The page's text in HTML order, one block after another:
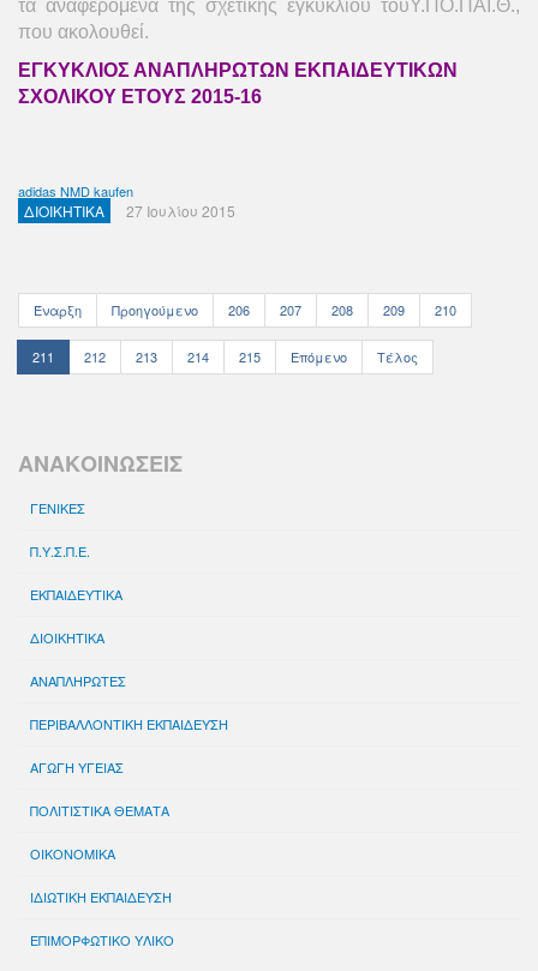
τα αναφερόμενα της σχετικής εγκυκλίου τουΥ.ΠΟ.ΠΑΙ.Θ.,
που ακολουθεί.
ΕΓΚΥΚΛΙΟΣ ΑΝΑΠΛΗΡΩΤΩΝ ΕΚΠΑΙΔΕΥΤΙΚΩΝ
ΣΧΟΛΙΚΟΥ ΕΤΟΥΣ 2015-16
adidas NMD kaufen
ΔΙΟΙΚΗΤΙΚΑ 27 Ιουλίου 2015
Έναρξη Προηγούμενο 206 207 208 209 210
211 212 213 214 215 Επόμενο Τέλος
ΑΝΑΚΟΙΝΩΣΕΙΣ
ΓΕΝΙΚΕΣ
Π.Υ.Σ.Π.Ε.
ΕΚΠΑΙΔΕΥΤΙΚΑ
ΔΙΟΙΚΗΤΙΚΑ
ΑΝΑΠΛΗΡΩΤΕΣ
ΠΕΡΙΒΑΛΛΟΝΤΙΚΗ ΕΚΠΑΙΔΕΥΣΗ
ΑΓΩΓΗ ΥΓΕΙΑΣ
ΠΟΛΙΤΙΣΤΙΚΑ ΘΕΜΑΤΑ
ΟΙΚΟΝΟΜΙΚΑ
ΙΔΙΩΤΙΚΗ ΕΚΠΑΙΔΕΥΣΗ
ΕΠΙΜΟΡΦΩΤΙΚΟ ΥΛΙΚΟ